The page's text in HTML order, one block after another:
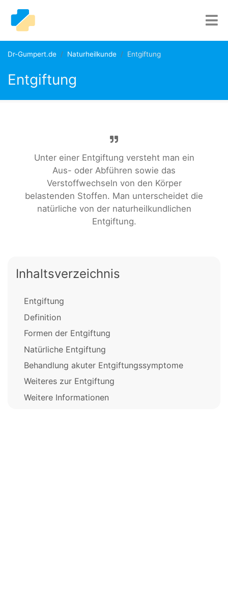
Dr-Gumpert.de Naturheilkunde Entgiftung
Entgiftung
Unter einer Entgiftung versteht man ein
Aus- oder Abführen sowie das
Verstoffwechseln von den Körper
belastenden Stoffen. Man unterscheidet die
natürliche von der naturheilkundlichen
Entgiftung.
Inhaltsverzeichnis
Entgiftung
Definition
Formen der Entgiftung
Natürliche Entgiftung
Behandlung akuter Entgiftungssymptome
Weiteres zur Entgiftung
Weitere Informationen